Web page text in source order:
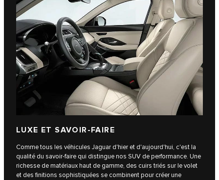
LUXE ET SAVOIR-FAIRE
Comme tous les véhicules Jaguar d'hier et d'aujourd'hui, c'est la
qualité du savoir-faire qui distingue nos SUV de performance. Une
richesse de matériaux haut de gamme, des cuirs triés sur le volet
et des finitions sophistiquées se combinent pour créer une